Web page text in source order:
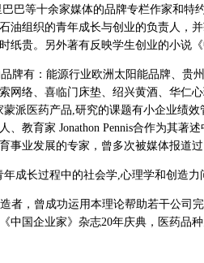
巴等十余家媒体的品牌专栏作家和
油组织的青年成长与创业的负责人，
纸贵。另外著有反映学生创业的小说
牌有：能源行业欧洲太阳能品牌、贵
网络、喜临门床垫、绍兴黄酒、华仁
派医药产品,研究的课题有小企业绩
、教育家 Jonathon Pennis合作为其著
事业发展的专家，曾多次被媒体报道
成长过程中的社会学,心理学和创造力
者，曾成功运用本理论帮助若干公司
中国企业家》杂志20年庆典，医药品